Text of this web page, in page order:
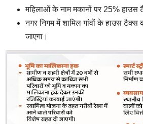
महिलाओं के नाम मकानों पर 25% हाउस
नगर निगम में शामिल गांवों के हाउस टैक्स
जाएगा।